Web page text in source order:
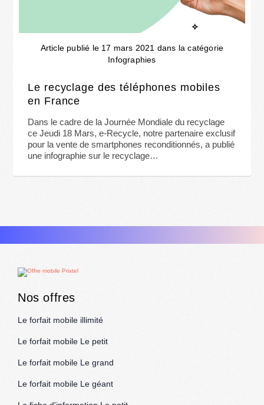
Article publié le 17 mars 2021 dans la catégorie
Infographies
Le recyclage des téléphones mobiles
en France
Dans le cadre de la Journée Mondiale du recyclage
ce Jeudi 18 Mars, e-Recycle, notre partenaire exclusif
pour la vente de smartphones reconditionnés, a publié
une infographie sur le recyclage…
Nos offres
Le forfait mobile illimité
Le forfait mobile Le petit
Le forfait mobile Le grand
Le forfait mobile Le géant